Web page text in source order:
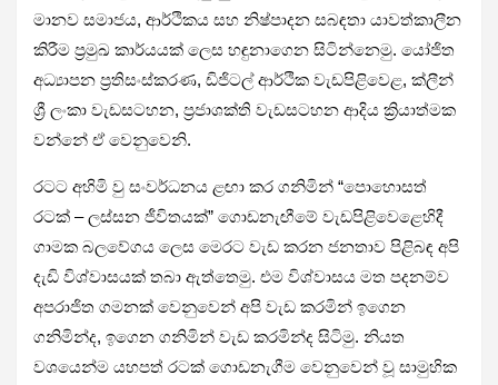
මානව සමාජය, ආර්ථිකය සහ නිෂ්පාදන සබඳතා යාවත්කාලීන
කිරීම ප්‍රමුඛ කාර්යයක් ලෙස හඳුනාගෙන සිටින්නෙමු. යෝජිත
අධ්‍යාපන ප්‍රතිසංස්කරණ, ඩිජිටල් ආර්ථික වැඩපිළිවෙළ, ක්ලීන්
ශ්‍රී ලංකා වැඩසටහන, ප්‍රජාශක්ති වැඩසටහන ආදිය ක්‍රියාත්මක
වන්නේ ඒ වෙනුවෙනි.
රටට අහිමි වු සංවර්ධනය ළඟා කර ගනිමින් “පොහොසත්
රටක් – ලස්සන ජීවිතයක්” ගොඩනැඟීමේ වැඩපිළිවෙළෙහිදී
ගාමක බලවේගය ලෙස මෙරට වැඩ කරන ජනතාව පිළිබඳ අපි
දැඩි විශ්වාසයක් තබා ඇත්තෙමු. එම විශ්වාසය මත පදනම්ව
අපරාජිත ගමනක් වෙනුවෙන් අපි වැඩ කරමින් ඉගෙන
ගනිමින්ද, ඉගෙන ගනිමින් වැඩ කරමින්ද සිටිමු. නියත
වශයෙන්ම යහපත් රටක් ගොඩනැගීම වෙනුවෙන් වූ සාමුහික